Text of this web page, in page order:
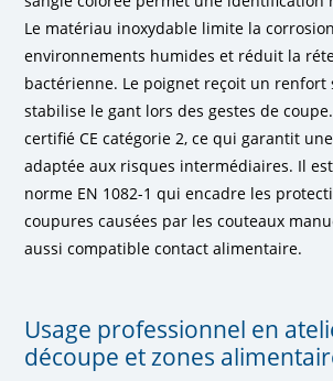
Le matériau inoxydable limite la
environnements humides et réduit la
bactérienne. Le poignet reçoit un renfort
stabilise le gant lors des gestes de
certifié CE catégorie 2, ce qui garantit
adaptée aux risques intermédiaires. Il
norme EN 1082-1 qui encadre les
coupures causées par les couteaux
aussi compatible contact alimentaire.
Usage professionnel en
découpe et zones